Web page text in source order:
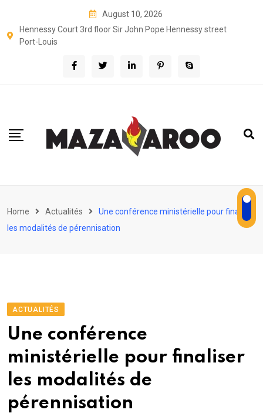
content
August 10, 2026
Hennessy Court 3rd floor Sir John Pope Hennessy street
Port-Louis
Home Actualités
Une conférence ministérielle pour finaliser
les modalités de pérennisation
ACTUALITÉS
Une conférence
ministérielle pour finaliser
les modalités de
pérennisation